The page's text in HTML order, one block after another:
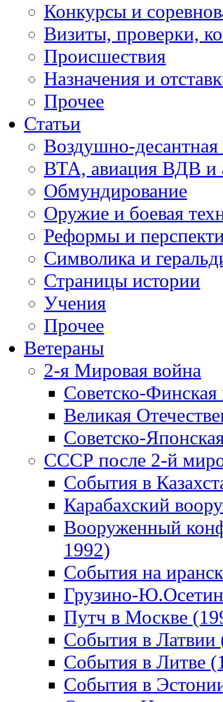
Конкурсы и
Визиты, проверки,
Происшествия
Назначения и
Прочее
Статьи
Воздушно-десантная
ВТА, авиация ВДВ и
Обмундирование
Оружие и боевая
Реформы и
Символика и
Страницы истории
Учения
Прочее
Ветераны
2-я Мировая война
Советско-
Великая
Советско-
СССР после 2-й
События в
Карабахский
Вооруженный
1992)
События на
Грузино-
Путч в Москве
События в Латвии
События в Литве
События в